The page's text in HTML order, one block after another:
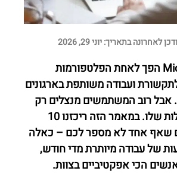
לאחרונה בתאריך:יוני 29, 2026
Microsoft Teams הפך לאחת הפלטפורמות
ועבודה משותפת בארגונים
אבל רוב המשתמשים מנצלים רק
חלק קטן מהיכולות שלו. במאמר הזה ריכזנו 10
שאף אחד לא מספר לכם – כאלה
של עבודה מיותרת מדי חודש,
הכי אפקטיביים בצוות.